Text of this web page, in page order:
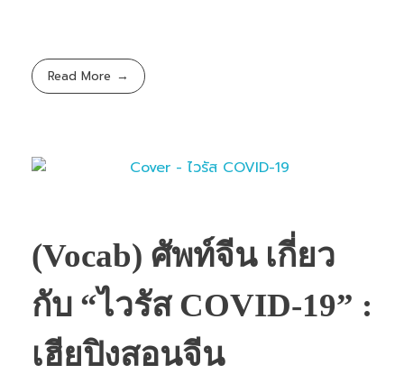
Read More
(Vocab) ศัพท์จีน เกี่ยว
กับ “ไวรัส COVID-19” :
เฮียปิงสอนจีน